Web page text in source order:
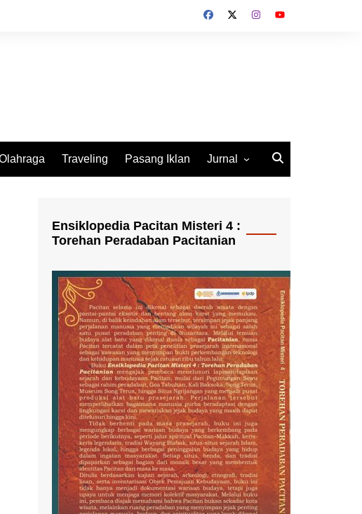
Traveling Pasang Iklan Jurnal
Ensiklopedia Pacitan Misteri 4 :
Torehan Peradaban Pacitanian